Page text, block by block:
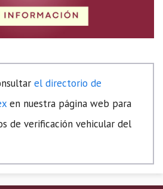
el directorio de
en nuestra página web para
de verificación vehicular del